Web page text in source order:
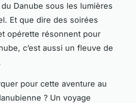
Danube sous les lumières
Et que dire des soirées
opérette résonnent pour
c’est aussi un fleuve de
pour cette aventure au
? Un voyage